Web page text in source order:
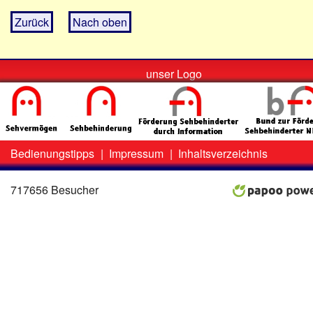
Zurück Nach oben
unser Logo
Zweit-
Menü
Bedienungstipps | Impressum | Inhaltsverzeichnis
717656 Besucher